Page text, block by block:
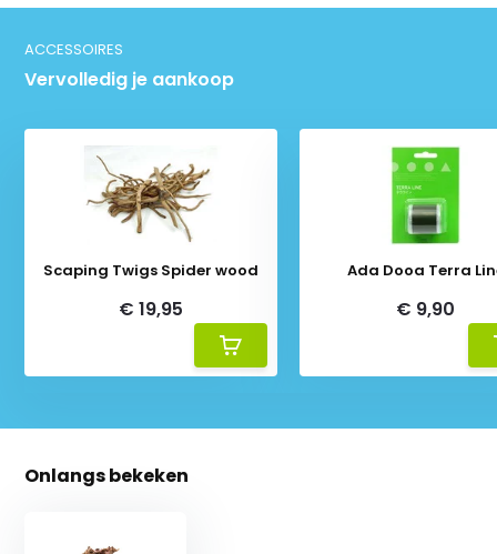
ACCESSOIRES
Vervolledig je aankoop
Scaping Twigs Spider wood
€ 19,95
Ada Dooa Terra
€ 9,90
Onlangs bekeken